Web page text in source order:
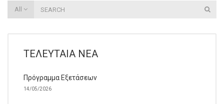
All
ΤΕΛΕΥΤΑΊΑ ΝΈΑ
Πρόγραμμα Εξετάσεων
14/05/2026